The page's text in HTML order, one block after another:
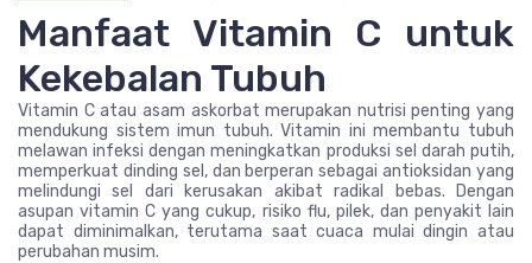
Manfaat Vitamin C untuk
Kekebalan Tubuh
Vitamin C atau asam askorbat merupakan nutrisi penting yang
mendukung sistem imun tubuh. Vitamin ini membantu tubuh
melawan infeksi dengan meningkatkan produksi sel darah putih,
memperkuat dinding sel, dan berperan sebagai antioksidan yang
melindungi sel dari kerusakan akibat radikal bebas. Dengan
asupan vitamin C yang cukup, risiko flu, pilek, dan penyakit lain
dapat diminimalkan, terutama saat cuaca mulai dingin atau
perubahan musim.